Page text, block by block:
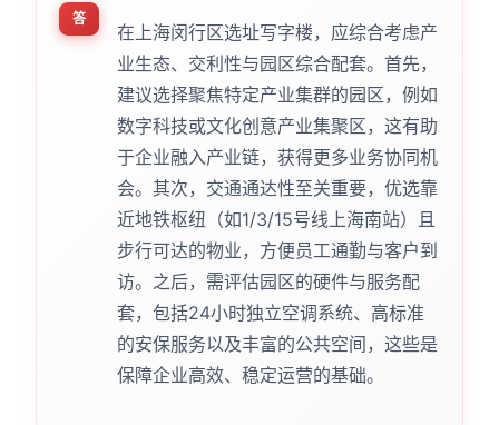
答
在上海闵行区选址写字楼，应综合考虑产
业生态、交利性与园区综合配套。首先，
建议选择聚焦特定产业集群的园区，例如
数字科技或文化创意产业集聚区，这有助
于企业融入产业链，获得更多业务协同机
会。其次，交通通达性至关重要，优选靠
近地铁枢纽（如1/3/15号线上海南站）且
步行可达的物业，方便员工通勤与客户到
访。之后，需评估园区的硬件与服务配
套，包括24小时独立空调系统、高标准
的安保服务以及丰富的公共空间，这些是
保障企业高效、稳定运营的基础。